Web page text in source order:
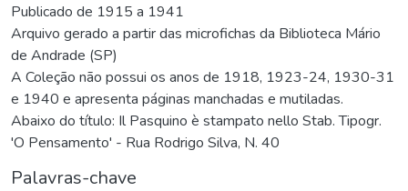
Publicado de 1915 a 1941
Arquivo gerado a partir das microfichas da Biblioteca Mário
de Andrade (SP)
A Coleção não possui os anos de 1918, 1923-24, 1930-31
e 1940 e apresenta páginas manchadas e mutiladas.
Abaixo do título: Il Pasquino è stampato nello Stab. Tipogr.
'O Pensamento' - Rua Rodrigo Silva, N. 40
Palavras-chave